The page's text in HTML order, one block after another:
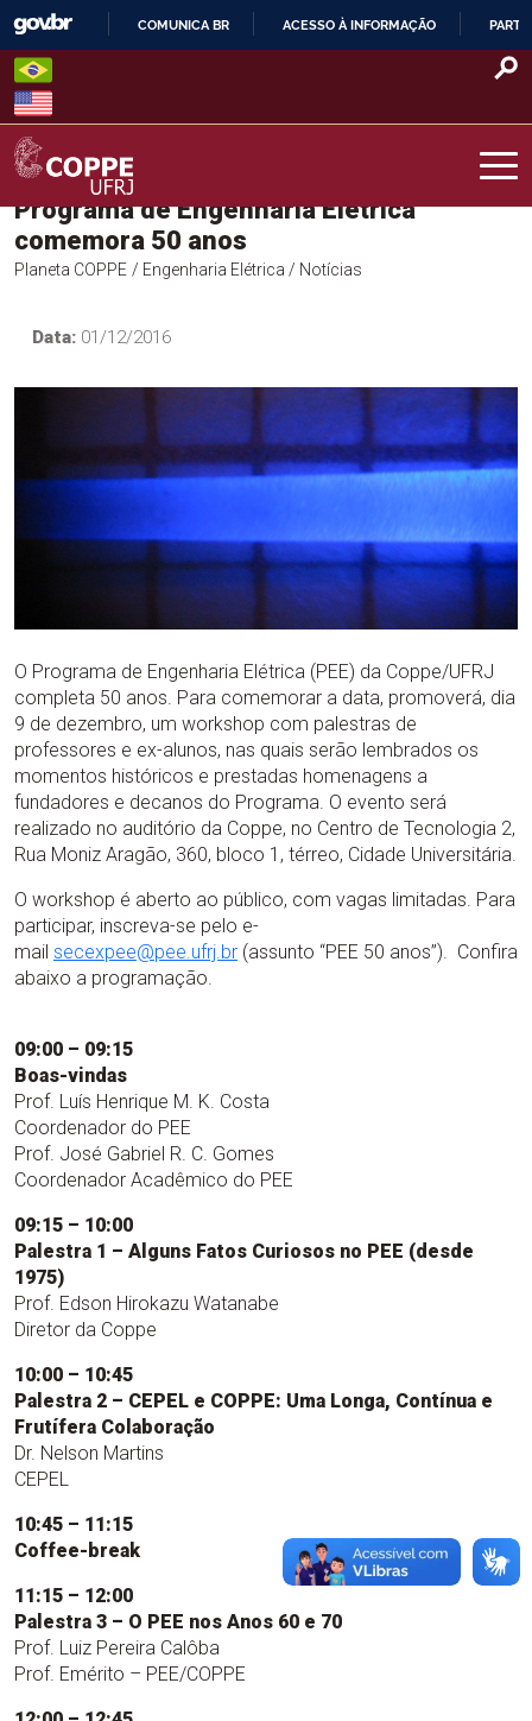
Skip
content
O
COMUNICA BR ACESSO À INFORMAÇÃO
COPPE – UFRJ
Programa de Engenharia Elétrica
comemora 50 anos
Planeta COPPE / Engenharia Elétrica / Notícias
Data: 01/12/2016
O Programa de Engenharia Elétrica (PEE) da Coppe/UFRJ
completa 50 anos. Para comemorar a data, promoverá, dia
9 de dezembro, um workshop com palestras de
professores e ex-alunos, nas quais serão lembrados os
momentos históricos e prestadas homenagens a
fundadores e decanos do Programa. O evento será
realizado no auditório da Coppe, no Centro de Tecnologia 2,
Rua Moniz Aragão, 360, bloco 1, térreo, Cidade Universitária.
O workshop é aberto ao público, com vagas limitadas. Para
participar, inscreva-se pelo e-
mail secexpee@pee.ufrj.br (assunto “PEE 50 anos”). Confira
abaixo a programação.
09:00 – 09:15
Boas-vindas
Prof. Luís Henrique M. K. Costa
Coordenador do PEE
Prof. José Gabriel R. C. Gomes
Coordenador Acadêmico do PEE
09:15 – 10:00
Palestra 1 – Alguns Fatos Curiosos no PEE (desde
1975)
Prof. Edson Hirokazu Watanabe
Diretor da Coppe
10:00 – 10:45
Palestra 2 – CEPEL e COPPE: Uma Longa, Contínua e
Frutífera Colaboração
Dr. Nelson Martins
CEPEL
10:45 – 11:15
Coffee-break
11:15 – 12:00
Palestra 3 – O PEE nos Anos 60 e 70
Prof. Luiz Pereira Calôba
Prof. Emérito – PEE/COPPE